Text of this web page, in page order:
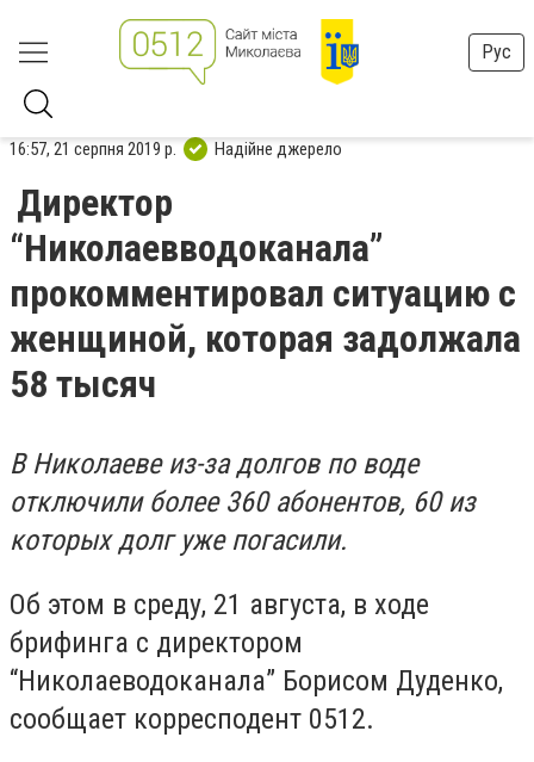
Рус
16:57, 21 серпня 2019 р. Надійне джерело
Директор
“Николаевводоканала”
прокомментировал ситуацию с
женщиной, которая задолжала
58 тысяч
В Николаеве из-за долгов по воде
отключили более 360 абонентов, 60 из
которых долг уже погасили.
Об этом в среду, 21 августа, в ходе
брифинга с директором
“Николаеводоканала” Борисом Дуденко,
сообщает корресподент 0512.